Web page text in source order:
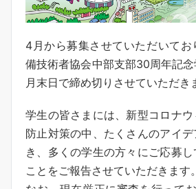
4月から募集させていただいてお
備技術者協会中部支部30周年記
月末日で締め切りさせていただき
学生の皆さまには、新型コロナ
防止対策の中、たくさんのアイ
き、多くの学生の方々にご応募
ことをご報告させていただきます。